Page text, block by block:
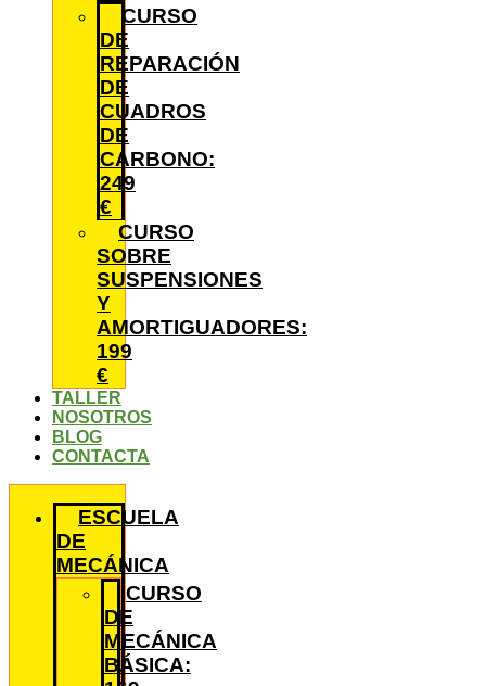
CURSO
DE
REPARACIÓN
DE
CUADROS
DE
CARBONO:
249
€
CURSO
SOBRE
SUSPENSIONES
Y
AMORTIGUADORES:
199
€
TALLER
NOSOTROS
BLOG
CONTACTA
ESCUELA
DE
MECÁNICA
CURSO
DE
MECÁNICA
BÁSICA: